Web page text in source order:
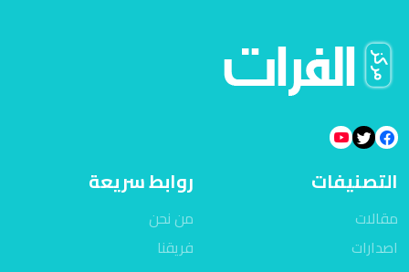
التصنيفات
مقالات
اصدارات
روابط سريعة
من نحن
فريقنا